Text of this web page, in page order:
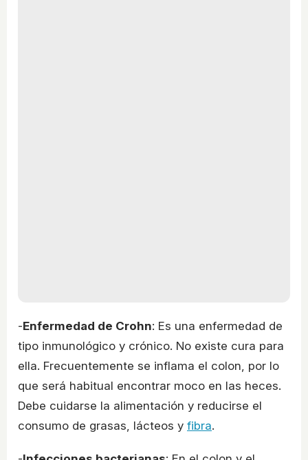
-Enfermedad de Crohn: Es una enfermedad de
tipo inmunológico y crónico. No existe cura para
ella. Frecuentemente se inflama el colon, por lo
que será habitual encontrar moco en las heces.
Debe cuidarse la alimentación y reducirse el
consumo de grasas, lácteos y fibra.